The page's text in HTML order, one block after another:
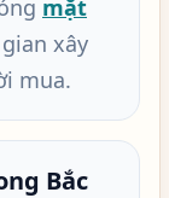
mặt
xây
mua.
Bắc